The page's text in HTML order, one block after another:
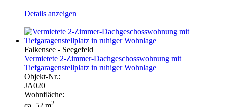
Details anzeigen
Falkensee - Seegefeld
Vermietete 2-Zimmer-Dachgeschosswohnung mit
Tiefgaragenstellplatz in ruhiger Wohnlage
Objekt-Nr.:
JA020
Wohnfläche:
2